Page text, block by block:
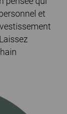
et